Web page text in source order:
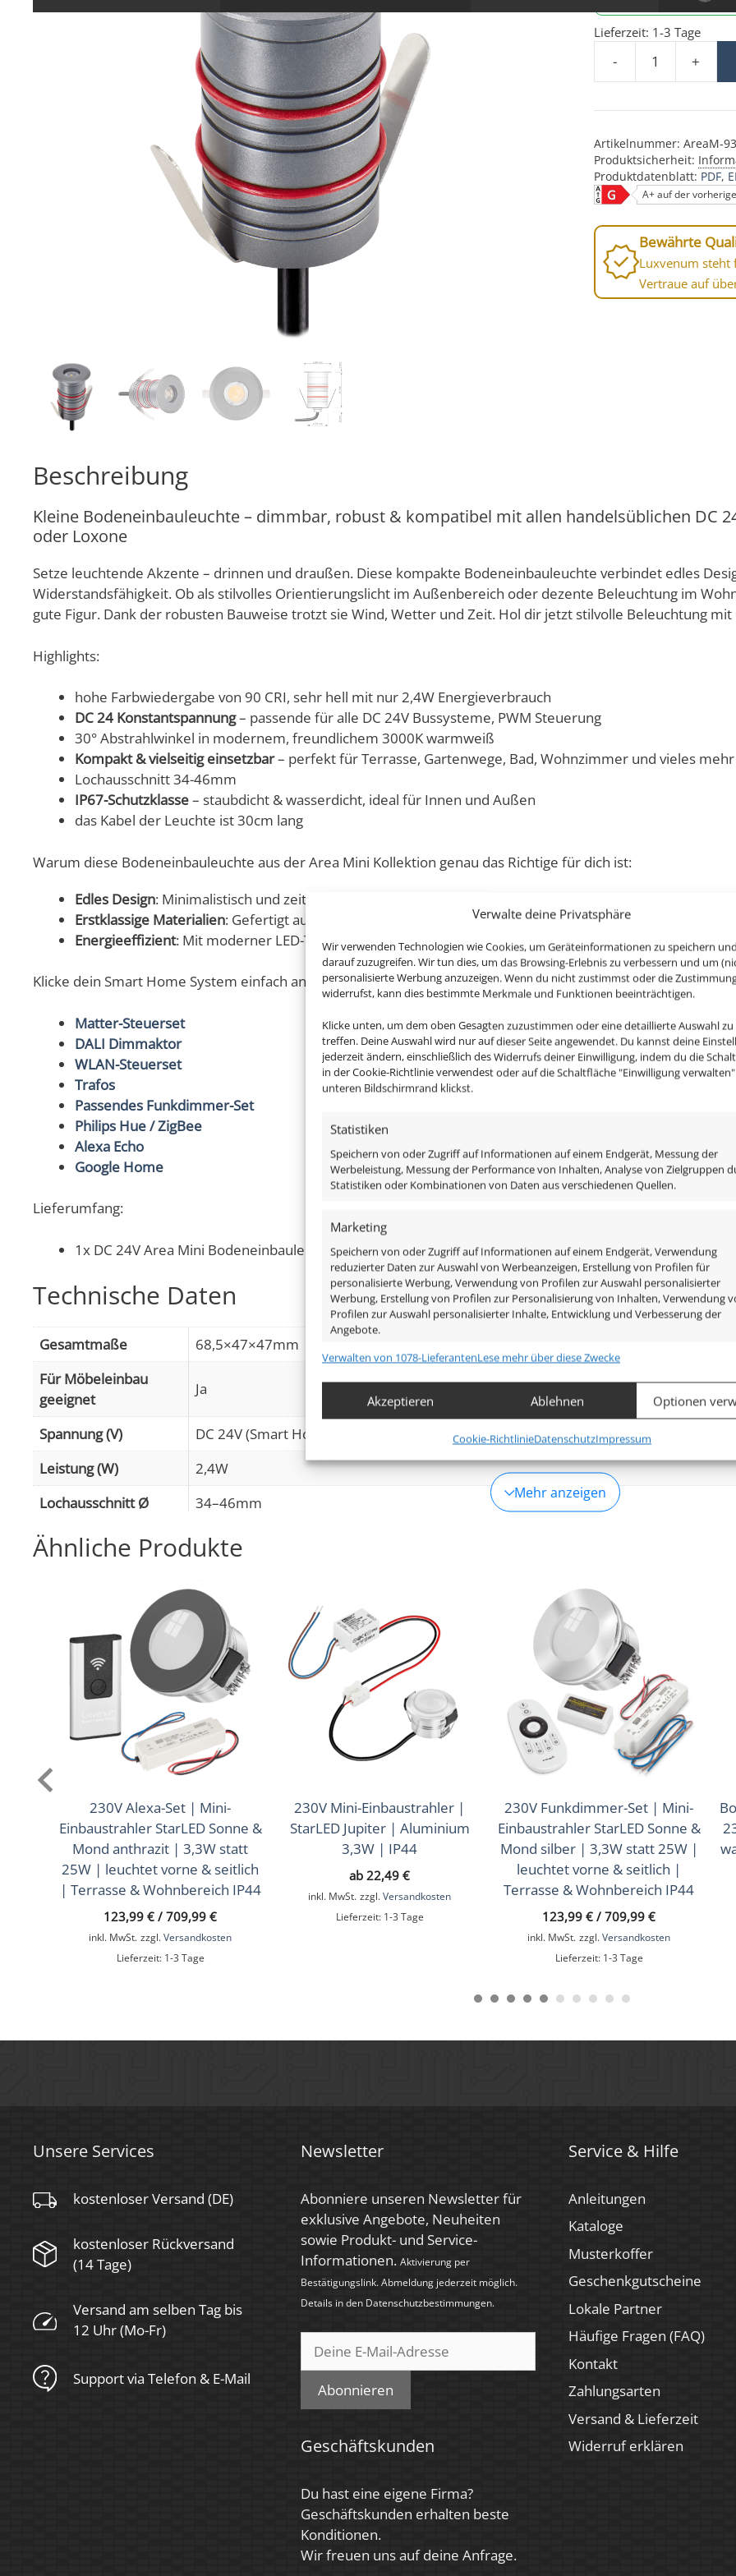
Verwalte deine Privatsphäre
Wir verwenden Technologien wie Cookies, um Geräteinformationen zu speichern
darauf zuzugreifen. Wir tun dies, um das Browsing-Erlebnis zu verbessern und um
personalisierte Werbung anzuzeigen. Wenn du nicht zustimmst oder die
widerrufst, kann dies bestimmte Merkmale und Funktionen beeinträchtigen.
Klicke unten, um dem oben Gesagten zuzustimmen oder eine detaillierte Auswahl zu
treffen. Deine Auswahl wird nur auf dieser Seite angewendet. Du kannst deine
jederzeit ändern, einschließlich des Widerrufs deiner Einwilligung, indem du die
in der Cookie-Richtlinie verwendest oder auf die Schaltfläche "Einwilligung
unteren Bildschirmrand klickst.
Statistiken
Speichern von oder Zugriff auf Informationen auf einem Endgerät, Messung der
Werbeleistung, Messung der Performance von Inhalten, Analyse von Zielgruppen
Statistiken oder Kombinationen von Daten aus verschiedenen Quellen.
Marketing
Speichern von oder Zugriff auf Informationen auf einem Endgerät, Verwendung
reduzierter Daten zur Auswahl von Werbeanzeigen, Erstellung von Profilen für
personalisierte Werbung, Verwendung von Profilen zur Auswahl personalisierter
Werbung, Erstellung von Profilen zur Personalisierung von Inhalten, Verwendung
Profilen zur Auswahl personalisierter Inhalte, Entwicklung und Verbesserung der
Angebote.
Abgleichung und Kombination von Daten aus unterschiedlichen Quellen,
Verknüpfung verschiedener Endgeräte, Identifikation von Endgeräten
Gewährleistung der Sicherheit, Verhinderung und Aufdeckung von
Betrug und Fehlerbehebung, Bereitstellung und Anzeige von
Verwalten von 1078-LieferantenLese mehr über diese Zwecke
Akzeptieren Ablehnen Optionen
Cookie-RichtlinieDatenschutzImpressum
Lieferzeit: 1-3 Tage
-
24V DC PWM+
Artikelnummer: AreaM-
Produktsicherheit:
Produktdatenblatt: PDF
A+ auf der
Bewährte
Luxvenum steht
Vertraue auf
Beschreibung
Kleine Bodeneinbauleuchte – dimmbar, robust & kompatibel mit allen handelsüblichen DC
oder Loxone
Setze leuchtende Akzente – drinnen und draußen. Diese kompakte Bodeneinbauleuchte verbindet edles
Widerstandsfähigkeit. Ob als stilvolles Orientierungslicht im Außenbereich oder dezente Beleuchtung im
gute Figur. Dank der robusten Bauweise trotzt sie Wind, Wetter und Zeit. Hol dir jetzt stilvolle Beleuchtung
Highlights:
hohe Farbwiedergabe von 90 CRI, sehr hell mit nur 2,4W Energieverbrauch
DC 24 Konstantspannung– passende für alle DC 24V Bussysteme, PWM Steuerung
30° Abstrahlwinkel in modernem, freundlichem 3000K warmweiß
Kompakt & vielseitig einsetzbar– perfekt für Terrasse, Gartenwege, Bad, Wohnzimmer und vieles mehr
Lochausschnitt 34-46mm
IP67-Schutzklasse– staubdicht & wasserdicht, ideal für Innen und Außen
das Kabel der Leuchte ist 30cm lang
Warum diese Bodeneinbauleuchte aus der Area Mini Kollektion genau das Richtige für dich ist:
Edles Design: Minimalistisch und zeitlos – sie passt perfekt in jeden Außen- & Innenbereich.
Erstklassige Materialien: Gefertigt aus CNC-gefrästem Aluminium für eine stilvolle Optik und eine
Energieeffizient: Mit moderner LED-Technologie sparst du Strom und genießt trotzdem helles,
Klicke dein Smart Home System einfach an und schon kommst du zu deinem passenden Zubehör:
Matter-Steuerset
DALI Dimmaktor
WLAN-Steuerset
Trafos
Passendes Funkdimmer-Set
Philips Hue / ZigBee
Alexa Echo
Google Home
Lieferumfang:
1x DC 24V Area Mini Bodeneinbauleuchte IP67 anthrazit
Technische Daten
Gesamtmaße
68,5×47×47mm
Für Möbeleinbau
geeignet
Ja
Spannung (V)
DC 24V (Smart Home)
Leistung (W)
2,4W
Lochausschnitt Ø
34–46mm
Glühbirnenersatz
25W
30° Reflektor
Lichtstrom (Lumen)
130lm
Lichtfarbtemperatur
3000K (Warmweiß)
Farbwiedergabe (CRI /
90
Schutzklasse (IP)
Mittlere Lebensdauer
35.000 Std.
Schwenkbar
Nein
Material
Aluminium
Ultraflach
Schaltzyklen
> 15.000
Marke / Hersteller
Luxvenum
Herstellergarantie
6 Jahre
Mehr anzeigen
Ähnliche Produkte
230V Alexa-Set | Mini-
Einbaustrahler StarLED Sonne &
Mond anthrazit | 3,3W statt
25W | leuchtet vorne & seitlich
| Terrasse & Wohnbereich IP44
123,99 € / 709,99 €
inkl. MwSt. zzgl. Versandkosten
Lieferzeit: 1-3 Tage
230V Mini-Einbaustrahler |
StarLED Jupiter | Aluminium
3,3W | IP44
ab 22,49 €
inkl. MwSt. zzgl. Versandkosten
Lieferzeit: 1-3 Tage
230V Funkdimmer-Set | Mini-
Einbaustrahler StarLED Sonne &
Mond silber | 3,3W statt 25W |
leuchtet vorne & seitlich |
Terrasse & Wohnbereich IP44
123,99 € / 709,99 €
inkl. MwSt. zzgl. Versandkosten
Lieferzeit: 1-3 Tage
Unsere Services
kostenloser Versand (DE)
kostenloser Rückversand
(14 Tage)
Versand am selben Tag bis
12 Uhr (Mo-Fr)
Support via Telefon & E-Mail
Newsletter
Abonniere unseren Newsletter für
exklusive Angebote, Neuheiten
sowie Produkt- und Service-
Informationen. Aktivierung per
Bestätigungslink. Abmeldung jederzeit möglich.
Details in den Datenschutzbestimmungen.
Abonnieren
Geschäftskunden
Du hast eine eigene Firma?
Geschäftskunden erhalten beste
Konditionen.
Wir freuen uns auf deine Anfrage.
Service & Hilfe
Anleitungen
Kataloge
Musterkoffer
Geschenkgutscheine
Lokale Partner
Häufige Fragen (FAQ)
Kontakt
Zahlungsarten
Versand & Lieferzeit
Widerruf erklären